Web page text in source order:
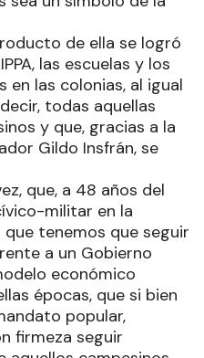
de ella se logró
las escuelas y los
en las colonias, al igual
todas aquellas
y que, gracias a la
Gildo Insfrán, se
que, a 48 años del
militar en la
tenemos que seguir
a un Gobierno
económico
épocas, que si bien
popular,
firmeza seguir